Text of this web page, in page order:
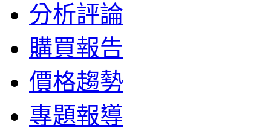
分析評論
購買報告
價格趨勢
專題報導